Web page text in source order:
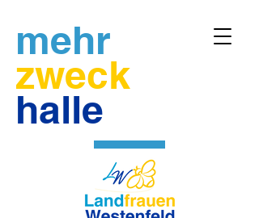
mehr
zweck
halle